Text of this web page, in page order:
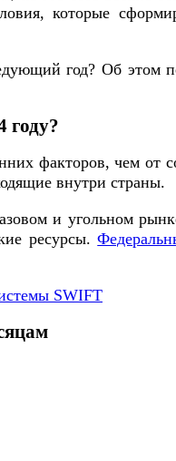
которые
год? Об этом
году?
факторов, чем
внутри страны.
и угольном
ресурсы.
SWIFT